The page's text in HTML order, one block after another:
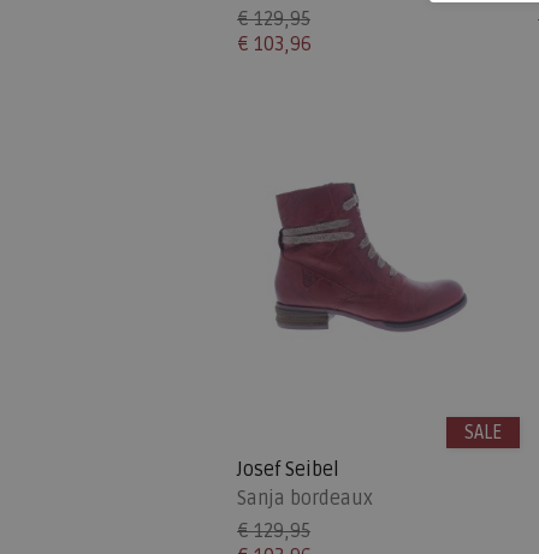
€ 129,95
€ 103,96
Josef Seibel
Sanja bordeaux
€ 129,95
SALE